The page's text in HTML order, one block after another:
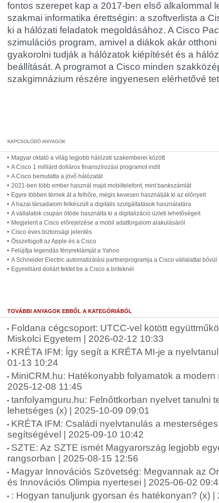
fontos szerepet kap a 2017-ben első alkalommal
szakmai informatika érettségin: a szoftverlista a
ki a hálózati feladatok megoldásához. A Cisco
szimulációs program, amivel a diákok akár
gyakorolni tudják a hálózatok kiépítését és a
beállítását. A programot a Cisco minden
szakgimnázium részére ingyenesen elérhetővé
Magyar oktató a világ legjobb hálózati szakemberei között
A Cisco 1 milliárd dolláros finanszírozási programot indít
A Cisco bemutatta a jövő hálózatát
2021-ben több ember használ majd mobiltelefont, mint bankszámlát
Egyre többen térnek át a felhőre, mégis kevesen használják ki az előnyeit
A hazai társadalom felkészült a digitális szolgáltatások használatára
A vállalatok csupán ötöde használta ki a digitalizáció üzleti lehetőségeit
Megjelent a Cisco előrejelzése a mobil adatforgalom alakulásáról
Cisco éves biztonsági jelentés
Összefogott az Apple és a Cisco
Felújítja legendás fényreklámját a Yahoo
A Schneider Electric automatizálási partnerprogramja a Cisco vállalattal bővül
Egymilliárd dollárt fektet be a Cisco a briteknél
TOVÁBBI ANYAGOK EBBŐL A KATEGÓRIÁBÓL
Foldana cégcsoport: UTCC-vel kötött
Miskolci Egyetem | 2026-02-12 10:33
KRÉTA IFM: Így segít a KRÉTA MI-je a
01-13 10:24
MiniCRM.hu: Hatékonyabb folyamatok a
2025-12-08 11:45
tanfolyamguru.hu: Felnőttkorban nyelvet tanulni
lehetséges (x) | 2025-10-09 09:01
KRÉTA IFM: Családi nyelvtanulás a
segítségével | 2025-09-10 10:42
SZTE: Az SZTE ismét Magyarország legjobb
rangsorban | 2025-08-15 12:56
Magyar Innovációs Szövetség: Megvannak az
és Innovációs Olimpia nyertesei | 2025-06-02
: Hogyan tanuljunk gyorsan és hatékonyan? (x) |